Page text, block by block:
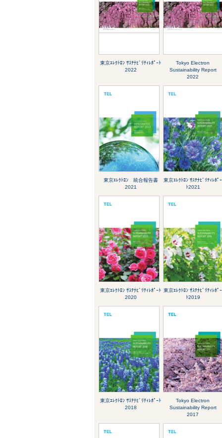
東京ｴﾚｸﾄﾛﾝ ｻｽﾃﾅﾋﾞﾘﾃｨﾚﾎﾟｰﾄ
2022
Tokyo Electron
Sustainability Report
2022
東京ｴﾚｸﾄﾛﾝ 統合報告書
2021
東京ｴﾚｸﾄﾛﾝ ｻｽﾃﾅﾋﾞﾘﾃｨﾚﾎﾟｰ
ﾄ2021
東京ｴﾚｸﾄﾛﾝ ｻｽﾃﾅﾋﾞﾘﾃｨﾚﾎﾟｰﾄ
2020
東京ｴﾚｸﾄﾛﾝ ｻｽﾃﾅﾋﾞﾘﾃｨﾚﾎﾟｰ
ﾄ2019
東京ｴﾚｸﾄﾛﾝ ｻｽﾃﾅﾋﾞﾘﾃｨﾚﾎﾟｰﾄ
2018
Tokyo Electron
Sustainability Report
2017